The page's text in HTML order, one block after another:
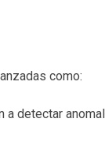
como:
a detectar